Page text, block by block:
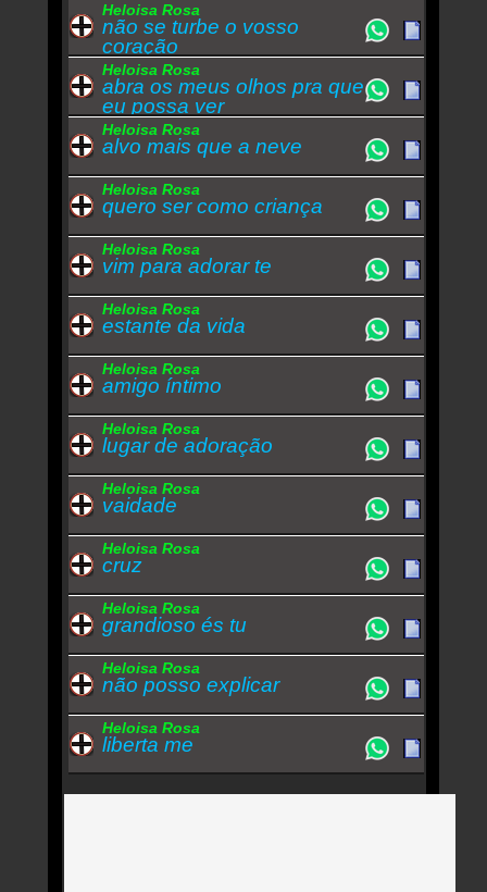
Heloisa Rosa
não se turbe o vosso
coração
Heloisa Rosa
abra os meus olhos pra que
eu possa ver
Heloisa Rosa
alvo mais que a neve
Heloisa Rosa
quero ser como criança
Heloisa Rosa
vim para adorar te
Heloisa Rosa
estante da vida
Heloisa Rosa
amigo íntimo
Heloisa Rosa
lugar de adoração
Heloisa Rosa
vaidade
Heloisa Rosa
cruz
Heloisa Rosa
grandioso és tu
Heloisa Rosa
não posso explicar
Heloisa Rosa
liberta me